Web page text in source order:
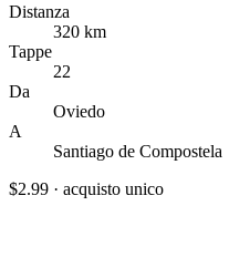
Distanza
320 km
Tappe
22
Da
Oviedo
A
Santiago de Compostela
$2.99 · acquisto unico